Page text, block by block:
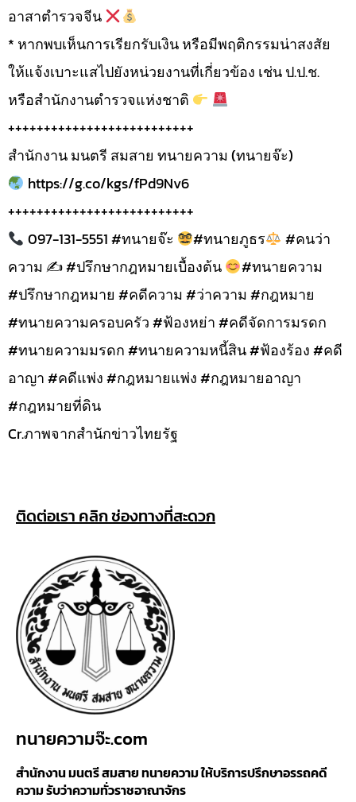
อาสาตำรวจจีน
* หากพบเห็นการเรียกรับเงิน หรือมีพฤติกรรมน่าสงสัย
ให้แจ้งเบาะแสไปยังหน่วยงานที่เกี่ยวข้อง เช่น ป.ป.ช.
หรือสำนักงานตำรวจแห่งชาติ
++++++++++++++++++++++++++
สำนักงาน มนตรี สมสาย ทนายความ (ทนายจ๊ะ)
https://g.co/kgs/fPd9Nv6
++++++++++++++++++++++++++
097-131-5551 #ทนายจ๊ะ
#ทนายภูธร
#คนว่า
ความ ✍#ปรึกษากฎหมายเบื้องต้น
#ทนายความ
#ปรึกษากฎหมาย #คดีความ #ว่าความ #กฎหมาย
#ทนายความครอบครัว #ฟ้องหย่า #คดีจัดการมรดก
#ทนายความมรดก #ทนายความหนี้สิน #ฟ้องร้อง #คดี
อาญา #คดีแพ่ง #กฎหมายแพ่ง #กฎหมายอาญา
#กฎหมายที่ดิน
Cr.ภาพจากสำนักข่าวไทยรัฐ
ติดต่อเรา คลิก ช่องทางที่สะดวก
ทนายความจ๊ะ.com
สำนักงาน มนตรี สมสาย ทนายความ ให้บริการปรึกษาอรรถคดี
ความ รับว่าความทั่วราชอาณาจักร